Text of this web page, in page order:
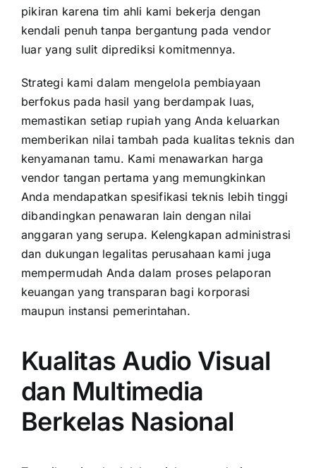
pikiran karena tim ahli kami bekerja dengan
kendali penuh tanpa bergantung pada vendor
luar yang sulit diprediksi komitmennya.
Strategi kami dalam mengelola pembiayaan
berfokus pada hasil yang berdampak luas,
memastikan setiap rupiah yang Anda keluarkan
memberikan nilai tambah pada kualitas teknis dan
kenyamanan tamu. Kami menawarkan harga
vendor tangan pertama yang memungkinkan
Anda mendapatkan spesifikasi teknis lebih tinggi
dibandingkan penawaran lain dengan nilai
anggaran yang serupa. Kelengkapan administrasi
dan dukungan legalitas perusahaan kami juga
mempermudah Anda dalam proses pelaporan
keuangan yang transparan bagi korporasi
maupun instansi pemerintahan.
Kualitas Audio Visual
dan Multimedia
Berkelas Nasional